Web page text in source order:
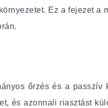
Ez a fejezet
őrzés és a
és azonnali riasztást